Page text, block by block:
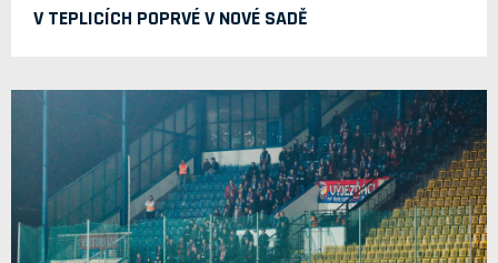
V TEPLICÍCH POPRVÉ V NOVÉ SADĚ